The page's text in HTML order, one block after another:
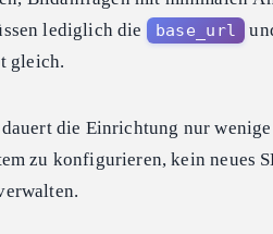
lediglich die
base_url
gleich.
die Einrichtung nur
zu konfigurieren, kein neues